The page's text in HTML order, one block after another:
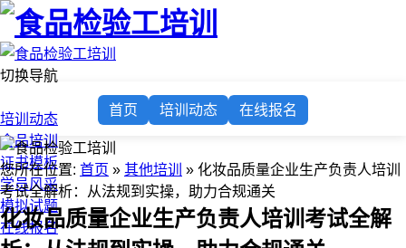
切换导航
培训动态
食品培训
证书模板
学员风采
模拟试题
在线报名
首页 培训动态 在线报名
您所在位置: 首页 » 其他培训
» 化妆品质量企业生产负责人培训
考试全解析：从法规到实操，助力合规通关
化妆品质量企业生产负责人培训考试全解